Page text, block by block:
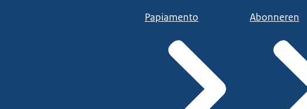
Papiamento Abonneren